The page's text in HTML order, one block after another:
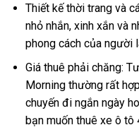
Thiết kế thời trang và
nhỏ nhắn, xinh xắn và
phong cách của người
Giá thuê phải chăng:
Morning thường rất
chuyến đi ngắn ngày
bạn muốn thuê xe ô tô